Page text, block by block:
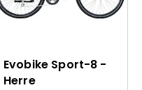
Evobike Sport-8 -
Herre